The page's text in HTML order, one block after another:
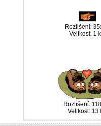
Rozlišení:
Velikost: 1
Rozlišení:
Velikost: 13